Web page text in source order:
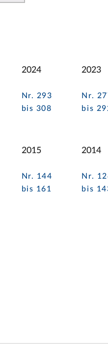
2024
Nr. 293
bis 308
2023
Nr.
bis
2015
Nr. 144
bis 161
2014
Nr.
bis